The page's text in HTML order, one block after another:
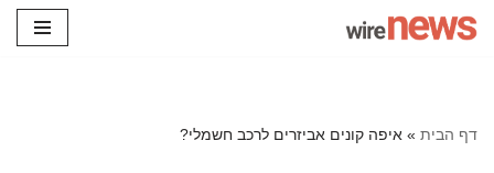
דף הבית » איפה קונים אביזרים לרכב חשמלי?